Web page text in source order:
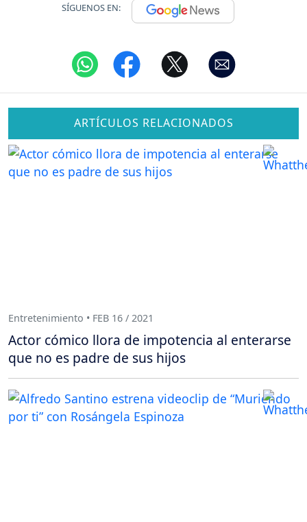
SÍGUENOS EN:
ARTÍCULOS RELACIONADOS
Entretenimiento • FEB 16 / 2021
Actor cómico llora de impotencia al enterarse
que no es padre de sus hijos